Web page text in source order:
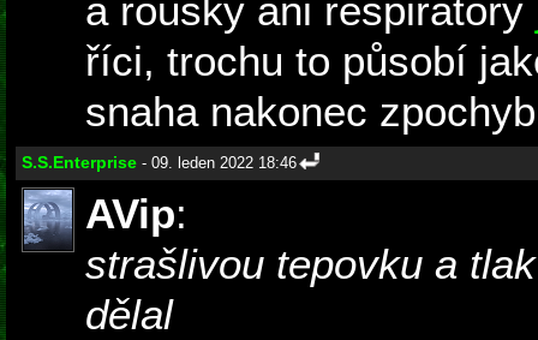
a roušky ani respirátory
říci, trochu to působí
snaha nakonec
S.S.Enterprise - 09. leden 2022 18:46
AVip:
strašlivou tepovku a
dělal